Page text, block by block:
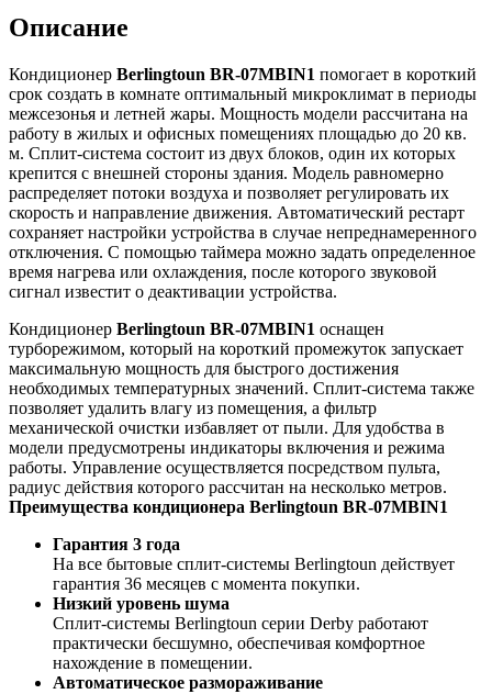
Описание
Кондиционер Berlingtoun BR-07MBIN1 помогает в короткий
срок создать в комнате оптимальный микроклимат в периоды
межсезонья и летней жары. Мощность модели рассчитана на
работу в жилых и офисных помещениях площадью до 20 кв.
м. Сплит-система состоит из двух блоков, один их которых
крепится с внешней стороны здания. Модель равномерно
распределяет потоки воздуха и позволяет регулировать их
скорость и направление движения. Автоматический рестарт
сохраняет настройки устройства в случае непреднамеренного
отключения. С помощью таймера можно задать определенное
время нагрева или охлаждения, после которого звуковой
сигнал известит о деактивации устройства.
Кондиционер Berlingtoun BR-07MBIN1 оснащен
турборежимом, который на короткий промежуток запускает
максимальную мощность для быстрого достижения
необходимых температурных значений. Сплит-система также
позволяет удалить влагу из помещения, а фильтр
механической очистки избавляет от пыли. Для удобства в
модели предусмотрены индикаторы включения и режима
работы. Управление осуществляется посредством пульта,
радиус действия которого рассчитан на несколько метров.
Преимущества кондиционера Berlingtoun BR-07MBIN1
Гарантия 3 года
На все бытовые сплит-системы Berlingtoun действует
гарантия 36 месяцев с момента покупки.
Низкий уровень шума
Сплит-системы Berlingtoun серии Derby работают
практически бесшумно, обеспечивая комфортное
нахождение в помещении.
Автоматическое размораживание